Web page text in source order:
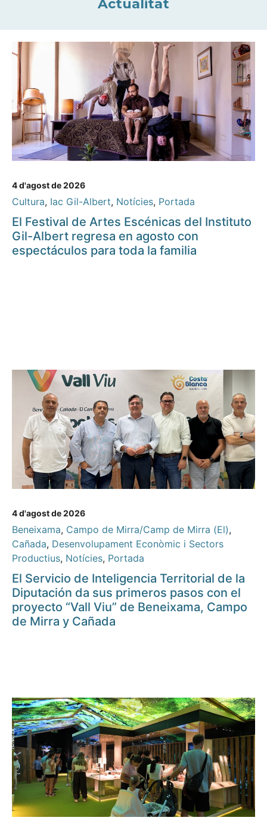
Actualitat
4 d'agost de 2026
Cultura, Iac Gil-Albert, Notícies, Portada
El Festival de Artes Escénicas del Instituto
Gil-Albert regresa en agosto con
espectáculos para toda la familia
4 d'agost de 2026
Beneixama, Campo de Mirra/Camp de Mirra (El),
Cañada, Desenvolupament Econòmic i Sectors
Productius, Notícies, Portada
El Servicio de Inteligencia Territorial de la
Diputación da sus primeros pasos con el
proyecto “Vall Viu” de Beneixama, Campo
de Mirra y Cañada